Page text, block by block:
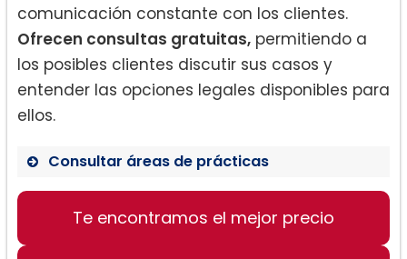
comunicación constante con los clientes.
Ofrecen consultas gratuitas, permitiendo a
los posibles clientes discutir sus casos y
entender las opciones legales disponibles para
ellos.
Consultar áreas de prácticas
Divorcio
Te encontramos el mejor precio